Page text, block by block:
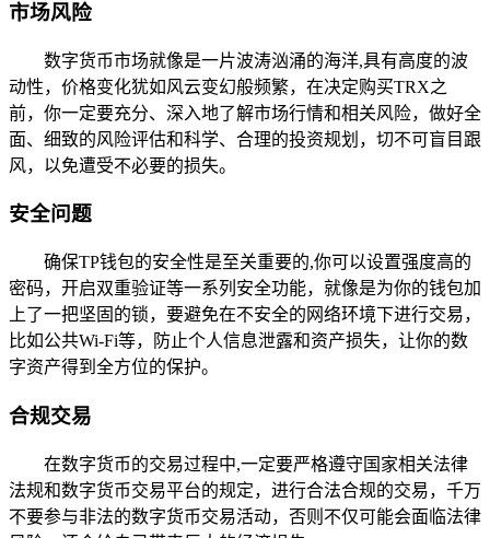
市场风险
数字货币市场就像是一片波涛汹涌的海洋,具有高度的波
动性，价格变化犹如风云变幻般频繁，在决定购买TRX之
前，你一定要充分、深入地了解市场行情和相关风险，做好全
面、细致的风险评估和科学、合理的投资规划，切不可盲目跟
风，以免遭受不必要的损失。
安全问题
确保TP钱包的安全性是至关重要的,你可以设置强度高的
密码，开启双重验证等一系列安全功能，就像是为你的钱包加
上了一把坚固的锁，要避免在不安全的网络环境下进行交易，
比如公共Wi-Fi等，防止个人信息泄露和资产损失，让你的数
字资产得到全方位的保护。
合规交易
在数字货币的交易过程中,一定要严格遵守国家相关法律
法规和数字货币交易平台的规定，进行合法合规的交易，千万
不要参与非法的数字货币交易活动，否则不仅可能会面临法律